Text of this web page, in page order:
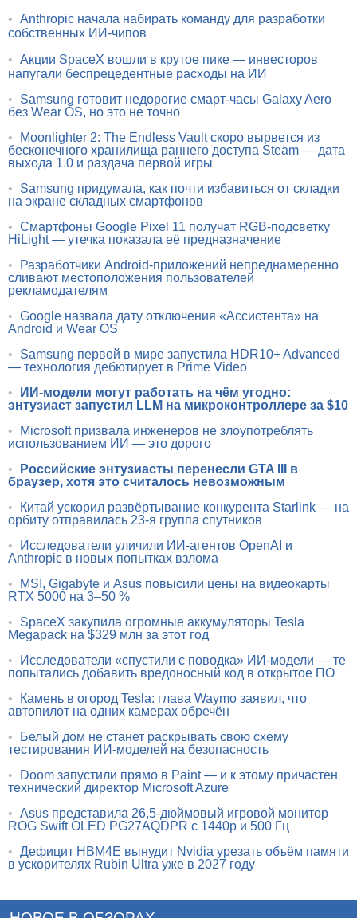
• Anthropic начала набирать команду для разработки
собственных ИИ-чипов
• Акции SpaceX вошли в крутое пике — инвесторов
напугали беспрецедентные расходы на ИИ
•
Samsung готовит недорогие смарт-часы Galaxy Aero
без Wear OS, но это не точно
•
Moonlighter 2: The Endless Vault скоро вырвется из
бесконечного хранилища раннего доступа Steam — дата
выхода 1.0 и раздача первой игры
•
Samsung придумала, как почти избавиться от складки
на экране складных смартфонов
• Смартфоны Google Pixel 11 получат RGB-подсветку
HiLight — утечка показала её предназначение
•
Разработчики Android-приложений непреднамеренно
сливают местоположения пользователей
рекламодателям
• Google назвала дату отключения «Ассистента» на
Android и Wear OS
•
Samsung первой в мире запустила HDR10+ Advanced
— технология дебютирует в Prime Video
•
ИИ-модели могут работать на чём угодно:
энтузиаст запустил LLM на микроконтроллере за $10
•
Microsoft призвала инженеров не злоупотреблять
использованием ИИ — это дорого
•
Российские энтузиасты перенесли GTA III в
браузер, хотя это считалось невозможным
•
Китай ускорил развёртывание конкурента Starlink — на
орбиту отправилась 23-я группа спутников
•
Исследователи уличили ИИ-агентов OpenAI и
Anthropic в новых попытках взлома
•
MSI, Gigabyte и Asus повысили цены на видеокарты
RTX 5000 на 3–50 %
•
SpaceX закупила огромные аккумуляторы Tesla
Megapack на $329 млн за этот год
•
Исследователи «спустили с поводка» ИИ-модели — те
попытались добавить вредоносный код в открытое ПО
•
Камень в огород Tesla: глава Waymo заявил, что
автопилот на одних камерах обречён
•
Белый дом не станет раскрывать свою схему
тестирования ИИ-моделей на безопасность
•
Doom запустили прямо в Paint — и к этому причастен
технический директор Microsoft Azure
• Asus представила 26,5-дюймовый игровой монитор
ROG Swift OLED PG27AQDPR с 1440p и 500 Гц
• Дефицит HBM4E вынудит Nvidia урезать объём памяти
в ускорителях Rubin Ultra уже в 2027 году